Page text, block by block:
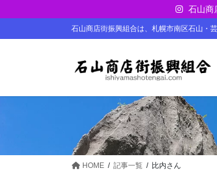
ン
移
ビ
ン
石山商
石山商店街振興組合は、札幌市南区石山・
HOME 記事一覧 比内さん